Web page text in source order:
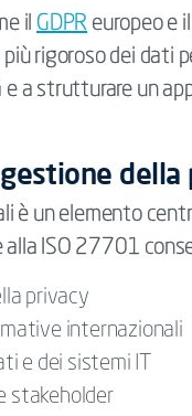
il GDPR europeo e il
rigoroso dei dati
a strutturare un
della
è un elemento
alla ISO 27701
privacy
internazionali
e dei sistemi IT
stakeholder